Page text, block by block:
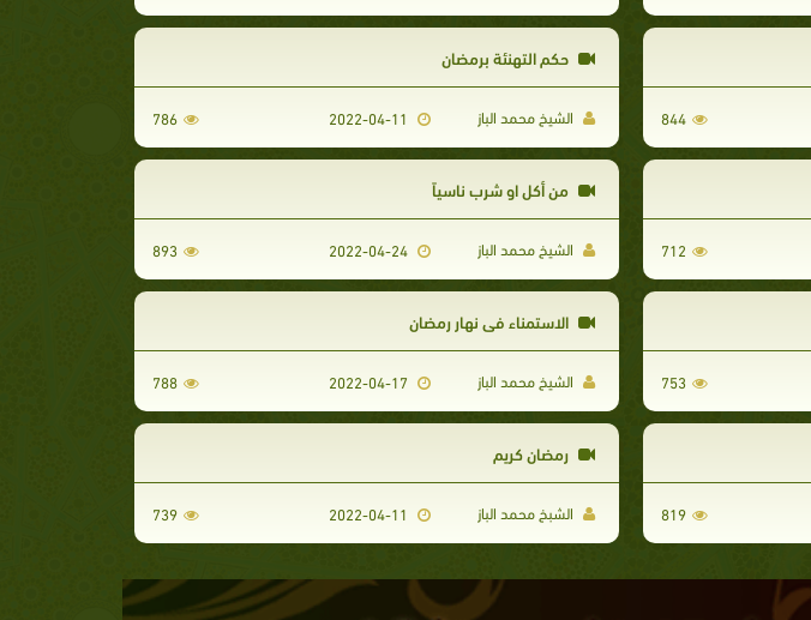
844
حكم التهنئة برمضان
الشيخ محمد الباز 786
712
من أكل او شرب ناسياً
الشيخ محمد الباز 2022-04-24
893
753
الاستمناء في نهار رمضان
الشيخ محمد الباز 788
819
رمضان كريم
الشبخ محمد الباز 739